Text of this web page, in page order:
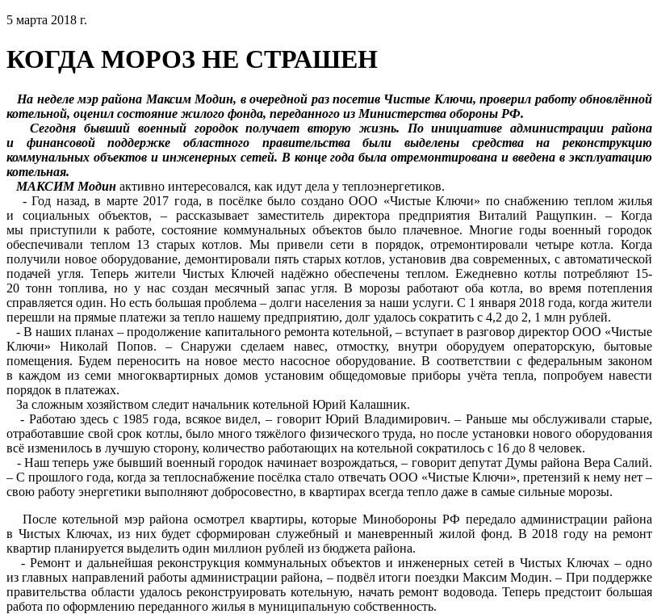
5 марта 2018 г.
КОГДА МОРОЗ НЕ СТРАШЕН
На неделе мэр района Максим Модин, в очередной раз посетив Чистые Ключи, проверил работу обновлённой
котельной, оценил состояние жилого фонда, переданного из Министерства обороны РФ.
Сегодня бывший военный городок получает вторую жизнь. По инициативе администрации района
и финансовой поддержке областного правительства были выделены средства на реконструкцию
коммунальных объектов и инженерных сетей. В конце года была отремонтирована и введена в эксплуатацию
котельная.
МАКСИМ Модин активно интересовался, как идут дела у теплоэнергетиков.
- Год назад, в марте 2017 года, в посёлке было создано ООО «Чистые Ключи» по снабжению теплом жилья
и социальных объектов, – рассказывает заместитель директора предприятия Виталий Ращупкин. – Когда
мы приступили к работе, состояние коммунальных объектов было плачевное. Многие годы военный городок
обеспечивали теплом 13 старых котлов. Мы привели сети в порядок, отремонтировали четыре котла. Когда
получили новое оборудование, демонтировали пять старых котлов, установив два современных, с автоматической
подачей угля. Теперь жители Чистых Ключей надёжно обеспечены теплом. Ежедневно котлы потребляют 15-
20 тонн топлива, но у нас создан месячный запас угля. В морозы работают оба котла, во время потепления
справляется один. Но есть большая проблема – долги населения за наши услуги. С 1 января 2018 года, когда жители
перешли на прямые платежи за тепло нашему предприятию, долг удалось сократить с 4,2 до 2, 1 млн рублей.
- В наших планах – продолжение капитального ремонта котельной, – вступает в разговор директор ООО «Чистые
Ключи» Николай Попов. – Снаружи сделаем навес, отмостку, внутри оборудуем операторскую, бытовые
помещения. Будем переносить на новое место насосное оборудование. В соответствии с федеральным законом
в каждом из семи многоквартирных домов установим общедомовые приборы учёта тепла, попробуем навести
порядок в платежах.
За сложным хозяйством следит начальник котельной Юрий Калашник.
- Работаю здесь с 1985 года, всякое видел, – говорит Юрий Владимирович. – Раньше мы обслуживали старые,
отработавшие свой срок котлы, было много тяжёлого физического труда, но после установки нового оборудования
всё изменилось в лучшую сторону, количество работающих на котельной сократилось с 16 до 8 человек.
- Наш теперь уже бывший военный городок начинает возрождаться, – говорит депутат Думы района Вера Салий.
– С прошлого года, когда за теплоснабжение посёлка стало отвечать ООО «Чистые Ключи», претензий к нему нет –
свою работу энергетики выполняют добросовестно, в квартирах всегда тепло даже в самые сильные морозы.
После котельной мэр района осмотрел квартиры, которые Минобороны РФ передало администрации района
в Чистых Ключах, из них будет сформирован служебный и маневренный жилой фонд. В 2018 году на ремонт
квартир планируется выделить один миллион рублей из бюджета района.
- Ремонт и дальнейшая реконструкция коммунальных объектов и инженерных сетей в Чистых Ключах – одно
из главных направлений работы администрации района, – подвёл итоги поездки Максим Модин. – При поддержке
правительства области удалось реконструировать котельную, начать ремонт водовода. Теперь предстоит большая
работа по оформлению переданного жилья в муниципальную собственность.